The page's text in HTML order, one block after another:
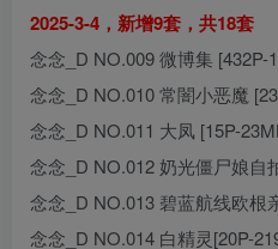
2025-3-4，新增9套，共18套
念念_D NO.009 微博集 [432P-
念念_D NO.010 常闇小恶魔
念念_D NO.011 大凤 [15P-
念念_D NO.012 奶光僵尸娘自
念念_D NO.013 碧蓝航线欧根
念念_D NO.014 白精灵[20P-